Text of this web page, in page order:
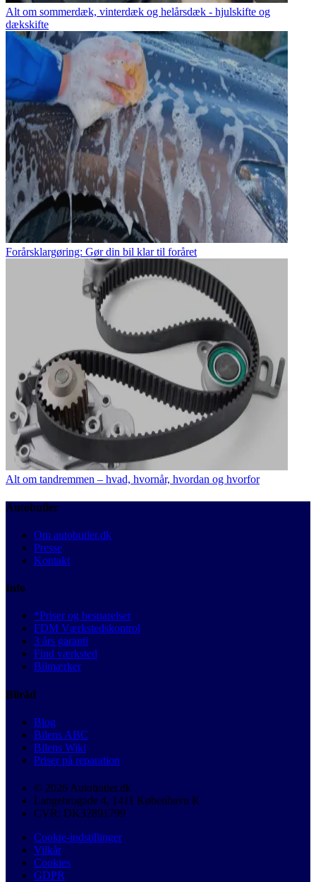
Alt om sommerdæk, vinterdæk og helårsdæk - hjulskifte og
dækskifte
Forårsklargøring: Gør din bil klar til foråret
Alt om tandremmen – hvad, hvornår, hvordan og hvorfor
Autobutler
Om autobutler.dk
Presse
Kontakt
Info
*Priser og besparelser
FDM Værkstedskontrol
3 års garanti
Find værksted
Bilmærker
Bilråd
Blog
Bilens ABC
Bilens Wiki
Priser på reparation
© 2026 Autobutler.dk
Langebrogade 4, 1411 København K
CVR: DK32891799
Cookie-indstillinger
Vilkår
Cookies
GDPR